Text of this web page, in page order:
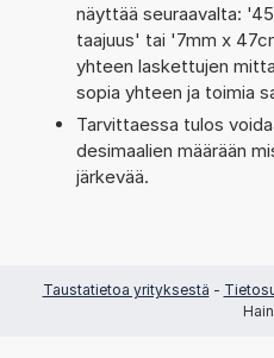
näyttää seuraavalta:
taajuus' tai '7mm x
yhteen laskettujen
sopia yhteen ja toimia
Tarvittaessa tulos
desimaalien määrään
järkevää.
Taustatietoa yrityksestä -